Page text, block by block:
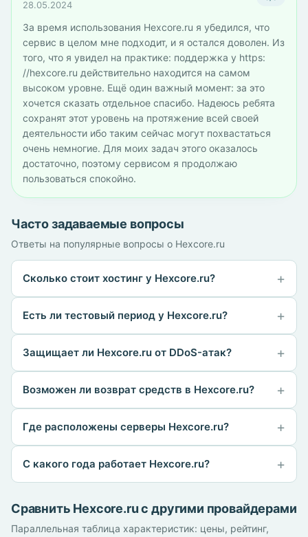
28.05.2024
За время использования Hexcore.ru я убедился, что
сервис в целом мне подходит, и я остался доволен. Из
того, что я увидел на практике: поддержка у https:
//hexcore.ru действительно находится на самом
высоком уровне. Ещё один важный момент: за это
хочется сказать отдельное спасибо. Надеюсь ребята
сохранят этот уровень на протяжение всей своей
деятельности ибо таким сейчас могут похвастаться
очень немногие. Для моих задач этого оказалось
достаточно, поэтому сервисом я продолжаю
пользоваться спокойно.
Часто задаваемые вопросы
Ответы на популярные вопросы о Hexcore.ru
Сколько стоит хостинг у Hexcore.ru?
Есть ли тестовый период у Hexcore.ru?
Защищает ли Hexcore.ru от DDoS-атак?
Возможен ли возврат средств в Hexcore.ru?
Где расположены серверы Hexcore.ru?
С какого года работает Hexcore.ru?
Сравнить Hexcore.ru с другими провайдерами
Параллельная таблица характеристик: цены, рейтинг,